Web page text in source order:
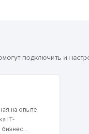
подключить и
на опыте
IT-